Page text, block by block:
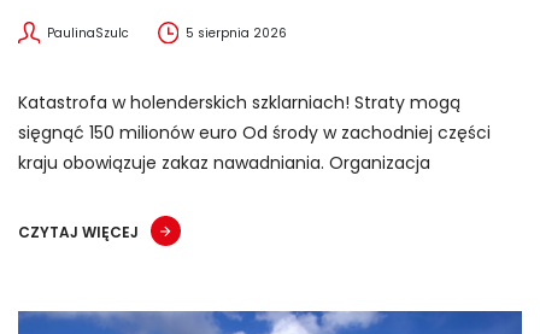
PaulinaSzulc 5 sierpnia 2026
Katastrofa w holenderskich szklarniach! Straty mogą
sięgnąć 150 milionów euro Od środy w zachodniej części
kraju obowiązuje zakaz nawadniania. Organizacja
CZYTAJ WIĘCEJ